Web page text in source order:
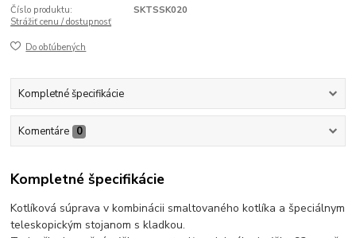
Číslo produktu:
SKTSSK020
Strážiť cenu / dostupnosť
Do obľúbených
Kompletné špecifikácie
Komentáre 0
Kompletné špecifikácie
Kotlíková súprava v kombinácii smaltovaného kotlíka a špeciálnym
teleskopickým stojanom s kladkou.